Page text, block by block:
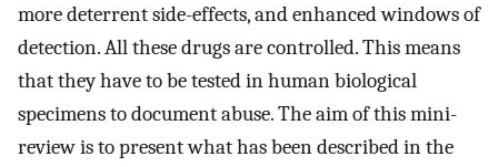
more deterrent side-effects, and enhanced windows of
detection. All these drugs are controlled. This means
that they have to be tested in human biological
specimens to document abuse. The aim of this mini-
review is to present what has been described in the